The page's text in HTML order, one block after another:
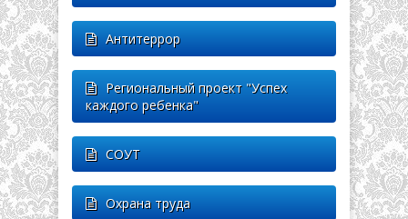
Антитеррор
Региональный проект "Успех
каждого ребенка"
СОУТ
Охрана труда